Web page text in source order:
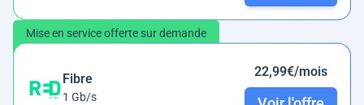
Mise en service offerte sur demande
Fibre
1 Gb/s
22,99€/mois